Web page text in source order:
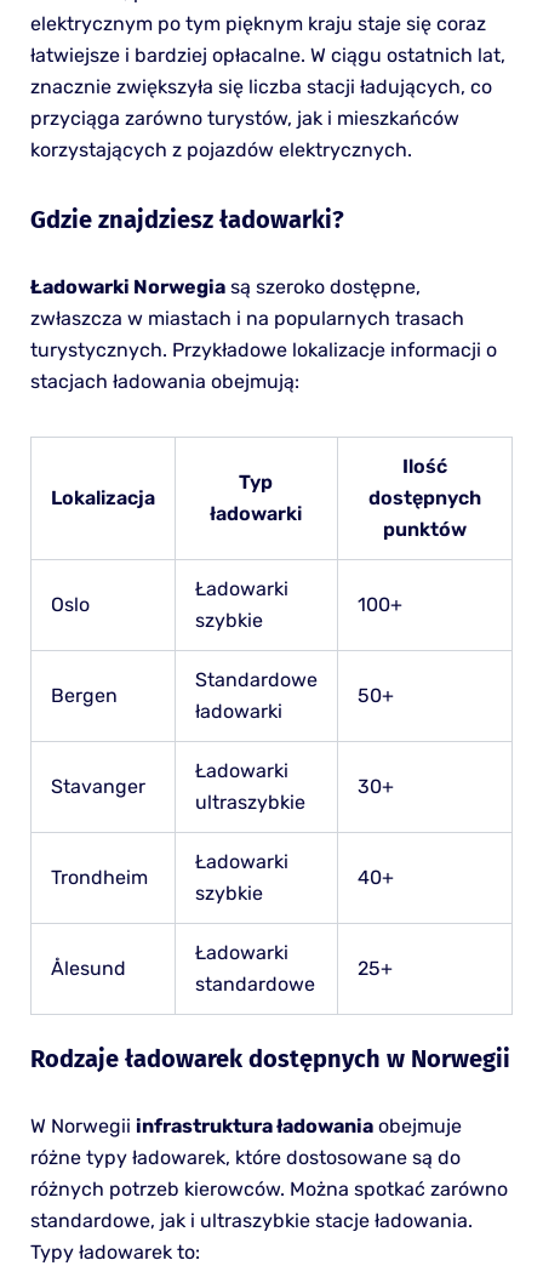
elektrycznym po tym pięknym kraju staje się coraz
łatwiejsze i bardziej opłacalne. W ciągu ostatnich lat,
znacznie zwiększyła się liczba stacji ładujących, co
przyciąga zarówno turystów, jak i mieszkańców
korzystających z pojazdów elektrycznych.
Gdzie znajdziesz ładowarki?
Ładowarki Norwegiasą szeroko dostępne,
zwłaszcza w miastach i na popularnych trasach
turystycznych. Przykładowe lokalizacje informacji o
stacjach ładowania obejmują:
Lokalizacja
Typ
ładowarki
Ilość
dostępnych
punktów
Oslo
Ładowarki
szybkie
100+
Bergen
Standardowe
ładowarki
50+
Stavanger
Ładowarki
ultraszybkie
30+
Trondheim
Ładowarki
szybkie
40+
Ålesund
Ładowarki
standardowe
25+
Rodzaje ładowarek dostępnych w Norwegii
W Norwegii infrastruktura ładowaniaobejmuje
różne typy ładowarek, które dostosowane są do
różnych potrzeb kierowców. Można spotkać zarówno
standardowe, jak i ultraszybkie stacje ładowania.
Typy ładowarek to: